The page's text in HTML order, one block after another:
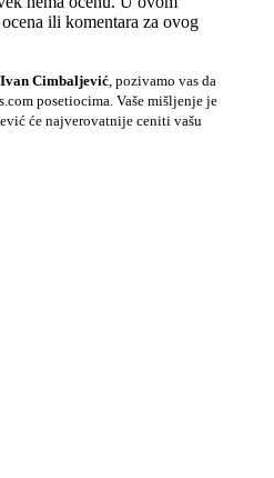
ili komentara za ovog
Ivan Cimbaljević , pozivamo vas da
posetiocima. Vaše mišljenje je
će najverovatnije ceniti vašu